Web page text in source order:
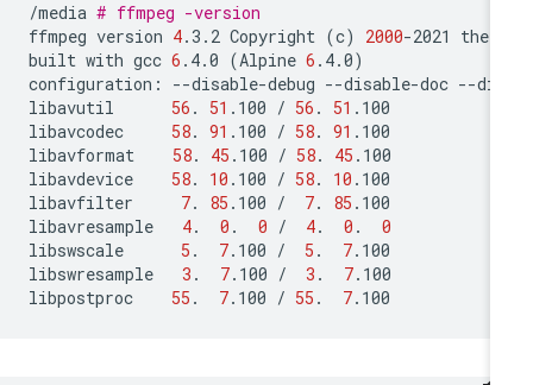
/media
# ffmpeg -version
ffmpeg version 4 .3.2 Copyright c) 2000-2021
built with gcc 6.4.0 (Alpine 6.4.0
configuration: --disable-debug --disable-doc --
libavutil
56. 51.100 / 56. 51.100
libavcodec
58. 91.100 / 58. 91.100
libavformat
58. 45.100 / 58. 45.100
libavdevice
58. 10.100 / 58. 10.100
libavfilter
7. 85.100 / 7. 85.100
libavresample
. . / . .
libswscale
. 7.100 / . 7.100
libswresample
. 7.100 / . 7.100
libpostproc
. 7.100 / . 7